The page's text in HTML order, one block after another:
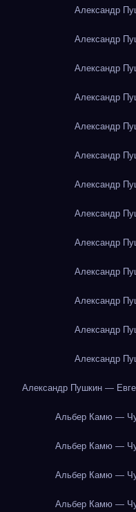
Александр
Александр
Александр
Александр
Александр
Александр
Александр
Александр
Александр
Александр
Александр
Александр
Александр
Александр Пушкин —
Альбер Камю —
Альбер Камю —
Альбер Камю —
Альбер Камю —